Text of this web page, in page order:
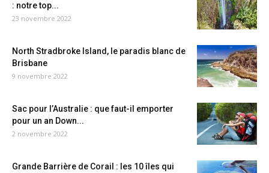
: notre top...
23 novembre 2022
North Stradbroke Island, le paradis blanc de
Brisbane
9 novembre 2022
Sac pour l’Australie : que faut-il emporter
pour un an Down...
2 novembre 2022
Grande Barrière de Corail : les 10 îles qui